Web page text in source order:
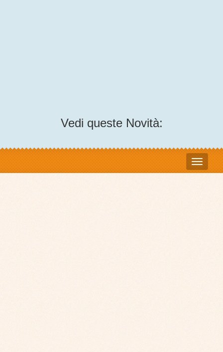
Vedi queste Novità: